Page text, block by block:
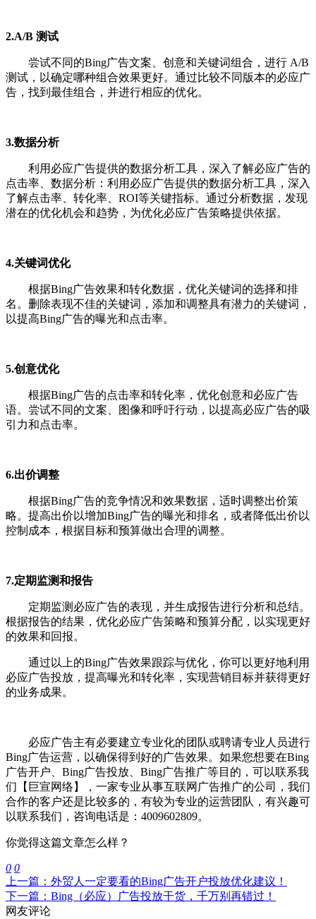
2.A/B 测试
尝试不同的Bing广告文案、创意和关键词组合，进行 A/B
测试，以确定哪种组合效果更好。通过比较不同版本的必应广
告，找到最佳组合，并进行相应的优化。
3.数据分析
利用必应广告提供的数据分析工具，深入了解必应广告的
点击率、数据分析：利用必应广告提供的数据分析工具，深入
了解点击率、转化率、ROI等关键指标。通过分析数据，发现
潜在的优化机会和趋势，为优化必应广告策略提供依据。
4.关键词优化
根据Bing广告效果和转化数据，优化关键词的选择和排
名。删除表现不佳的关键词，添加和调整具有潜力的关键词，
以提高Bing广告的曝光和点击率。
5.创意优化
根据Bing广告的点击率和转化率，优化创意和必应广告
语。尝试不同的文案、图像和呼吁行动，以提高必应广告的吸
引力和点击率。
6.出价调整
根据Bing广告的竞争情况和效果数据，适时调整出价策
略。提高出价以增加Bing广告的曝光和排名，或者降低出价以
控制成本，根据目标和预算做出合理的调整。
7.定期监测和报告
定期监测必应广告的表现，并生成报告进行分析和总结。
根据报告的结果，优化必应广告策略和预算分配，以实现更好
的效果和回报。
通过以上的Bing广告效果跟踪与优化，你可以更好地利用
必应广告投放，提高曝光和转化率，实现营销目标并获得更好
的业务成果。
必应广告主有必要建立专业化的团队或聘请专业人员进行
Bing广告运营，以确保得到好的广告效果。如果您想要在Bing
广告开户、Bing广告投放、Bing广告推广等目的，可以联系我
们【 巨宣网络】，一家专业从事互联网广告推广的公司，我们
合作的客户还是比较多的，有较为专业的运营团队，有兴趣可
以联系我们，咨询电话是：4009602809。
你觉得这篇文章怎么样？
0 0
上一篇：外贸人一定要看的Bing广告开户投放优化建议！
下一篇：Bing（必应）广告投放干货，千万别再错过！
网友评论